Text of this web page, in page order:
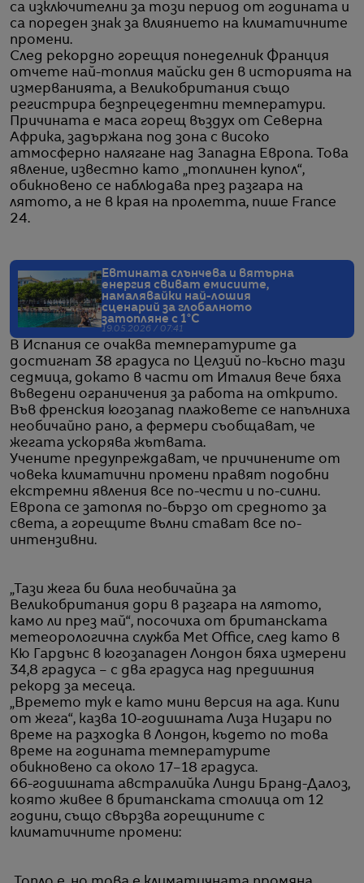
са изключителни за този период от годината и
са пореден знак за влиянието на климатичните
промени.
След рекордно горещия понеделник Франция
отчете най-топлия майски ден в историята на
измерванията, а Великобритания също
регистрира безпрецедентни температури.
Причината е маса горещ въздух от Северна
Африка, задържана под зона с високо
атмосферно налягане над Западна Европа. Това
явление, известно като „топлинен купол“,
обикновено се наблюдава през разгара на
лятото, а не в края на пролетта, пише France
24.
Евтината слънчева и вятърна
енергия свиват емисиите,
намалявайки най-лошия
сценарий за глобалното
затопляне с 1°C
19.05.2026 / 07:41
В Испания се очаква температурите да
достигнат 38 градуса по Целзий по-късно тази
седмица, докато в части от Италия вече бяха
въведени ограничения за работа на открито.
Във френския югозапад плажовете се напълниха
необичайно рано, а фермери съобщават, че
жегата ускорява жътвата.
Учените предупреждават, че причинените от
човека климатични промени правят подобни
екстремни явления все по-чести и по-силни.
Европа се затопля по-бързо от средното за
света, а горещите вълни стават все по-
интензивни.
„Тази жега би била необичайна за
Великобритания дори в разгара на лятото,
камо ли през май“, посочиха от британската
метеорологична служба Met Office, след като в
Кю Гардънс в югозападен Лондон бяха измерени
34,8 градуса – с два градуса над предишния
рекорд за месеца.
„Времето тук е като мини версия на ада. Кипи
от жега“, казва 10-годишната Лиза Низари по
време на разходка в Лондон, където по това
време на годината температурите
обикновено са около 17–18 градуса.
66-годишната австралийка Линди Бранд-Далоз,
която живее в британската столица от 12
години, също свързва горещините с
климатичните промени: